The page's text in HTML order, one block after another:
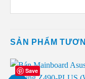
SẢN PHẨM
Save